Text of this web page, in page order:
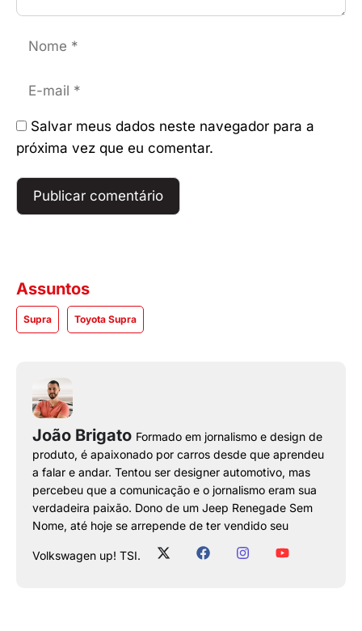
mail
Salvar meus dados neste navegador para a
próxima vez que eu comentar.
Assuntos
Supra Toyota Supra
João Brigato Formado em jornalismo e design de
produto, é apaixonado por carros desde que aprendeu
a falar e andar. Tentou ser designer automotivo, mas
percebeu que a comunicação e o jornalismo eram sua
verdadeira paixão. Dono de um Jeep Renegade Sem
Nome, até hoje se arrepende de ter vendido seu
Volkswagen up! TSI.